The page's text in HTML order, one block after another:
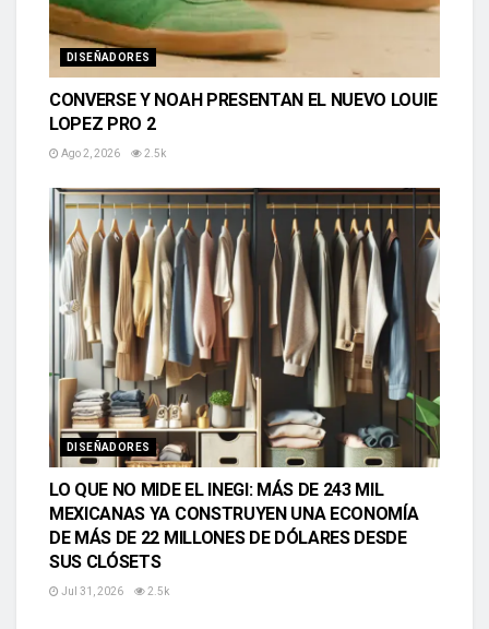
DISEÑADORES
CONVERSE Y NOAH PRESENTAN EL NUEVO LOUIE
LOPEZ PRO 2
Ago 2, 2026 2.5k
DISEÑADORES
LO QUE NO MIDE EL INEGI: MÁS DE 243 MIL
MEXICANAS YA CONSTRUYEN UNA ECONOMÍA
DE MÁS DE 22 MILLONES DE DÓLARES DESDE
SUS CLÓSETS
Jul 31, 2026 2.5k